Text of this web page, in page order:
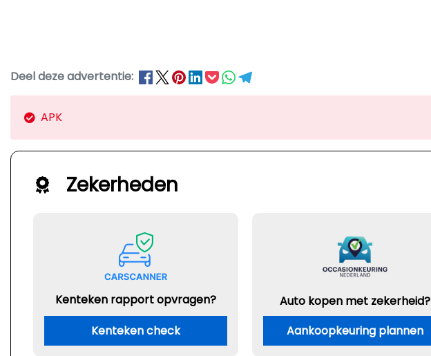
Deel deze advertentie:
APK
Zekerheden
Kenteken rapport opvragen?
Kenteken check
Auto kopen met zekerheid?
Aankoopkeuring plannen